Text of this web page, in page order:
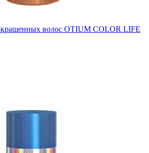
волос OTIUM COLOR LIFE